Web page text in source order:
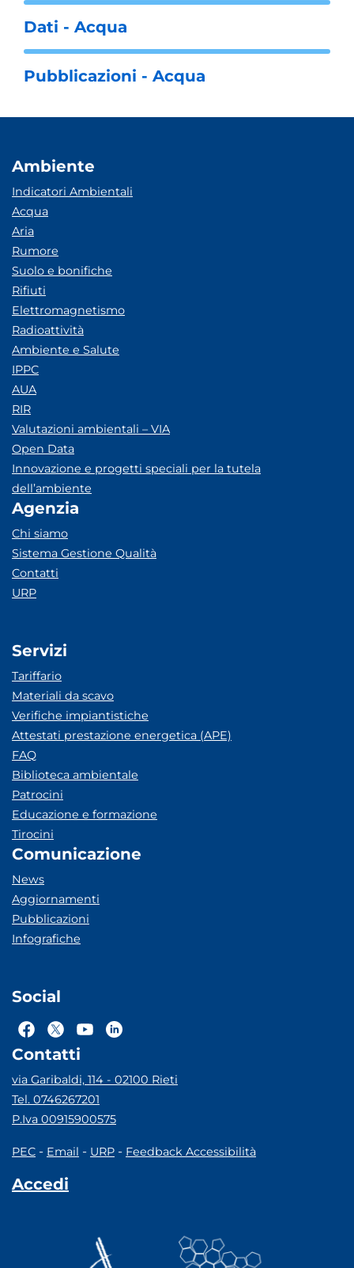
Dati - Acqua
Pubblicazioni - Acqua
Ambiente
Indicatori Ambientali
Acqua
Aria
Rumore
Suolo e bonifiche
Rifiuti
Elettromagnetismo
Radioattività
Ambiente e Salute
IPPC
AUA
RIR
Valutazioni ambientali – VIA
Open Data
Innovazione e progetti speciali per la tutela
dell’ambiente
Agenzia
Chi siamo
Sistema Gestione Qualità
Contatti
URP
Servizi
Tariffario
Materiali da scavo
Verifiche impiantistiche
Attestati prestazione energetica (APE)
FAQ
Biblioteca ambientale
Patrocini
Educazione e formazione
Tirocini
Comunicazione
News
Aggiornamenti
Pubblicazioni
Infografiche
Social
Contatti
via Garibaldi, 114 - 02100 Rieti
Tel. 0746267201
P.Iva 00915900575
PEC - Email - URP - Feedback Accessibilità
Accedi